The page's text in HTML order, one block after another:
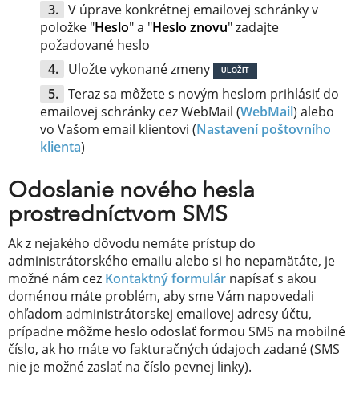
V úprave konkrétnej emailovej schránky v
položke "Heslo" a "Heslo znovu" zadajte
požadované heslo
Uložte vykonané zmeny
ULOŽIT
Teraz sa môžete s novým heslom prihlásiť do
emailovej schránky cez WebMail (WebMail) alebo
vo Vašom email klientovi (Nastavení poštovního
klienta)
Odoslanie nového hesla
prostredníctvom SMS
Ak z nejakého dôvodu nemáte prístup do
administrátorského emailu alebo si ho nepamätáte, je
možné nám cez Kontaktný formulár napísať s akou
doménou máte problém, aby sme Vám napovedali
ohľadom administrátorskej emailovej adresy účtu,
prípadne môžme heslo odoslať formou SMS na mobilné
číslo, ak ho máte vo fakturačných údajoch zadané (SMS
nie je možné zaslať na číslo pevnej linky).